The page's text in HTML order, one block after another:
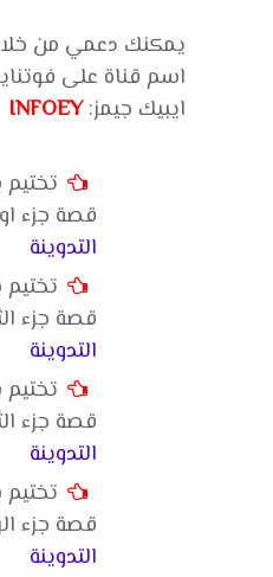
يمكنك دعمي من
ايبيك جيمز:INFOEY
قصة جزء
التدوينة
قصة جزء
التدوينة
قصة جزء
التدوينة
قصة جزء
التدوينة